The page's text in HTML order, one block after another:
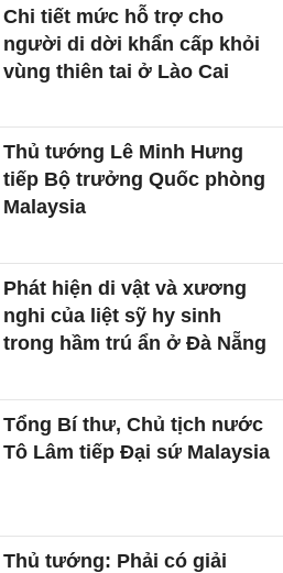
Chi tiết mức hỗ trợ cho
người di dời khẩn cấp khỏi
vùng thiên tai ở Lào Cai
Thủ tướng Lê Minh Hưng
tiếp Bộ trưởng Quốc phòng
Malaysia
Phát hiện di vật và xương
nghi của liệt sỹ hy sinh
trong hầm trú ẩn ở Đà Nẵng
Tổng Bí thư, Chủ tịch nước
Tô Lâm tiếp Đại sứ Malaysia
Thủ tướng: Phải có giải